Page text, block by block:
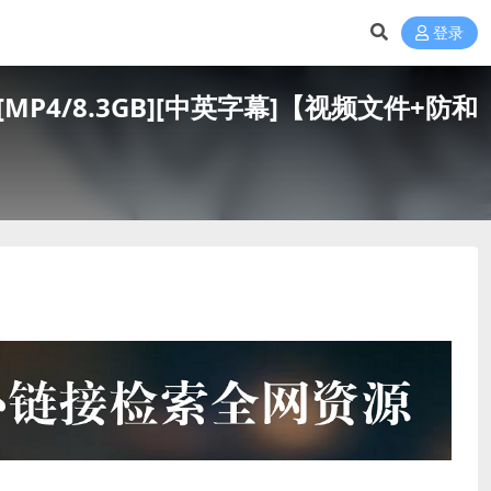
登录
8.3GB][中英字幕]【视频文件+防和